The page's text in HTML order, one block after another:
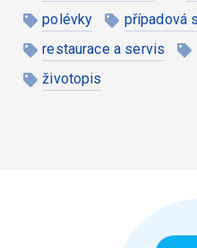
polévky
případová
restaurace a servis
životopis